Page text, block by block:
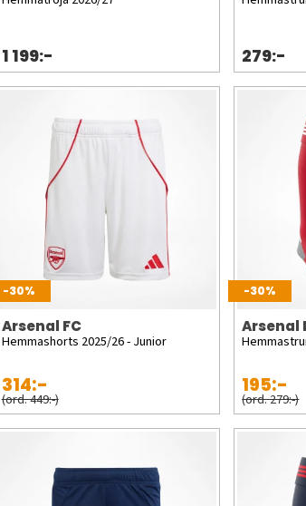
1 199:- 279:-
-30%
Arsenal FC
Hemmashorts 2025/26 - Junior
314:-
(ord. 449:-)
-30%
Arsenal
195:-
(ord. 279:-)